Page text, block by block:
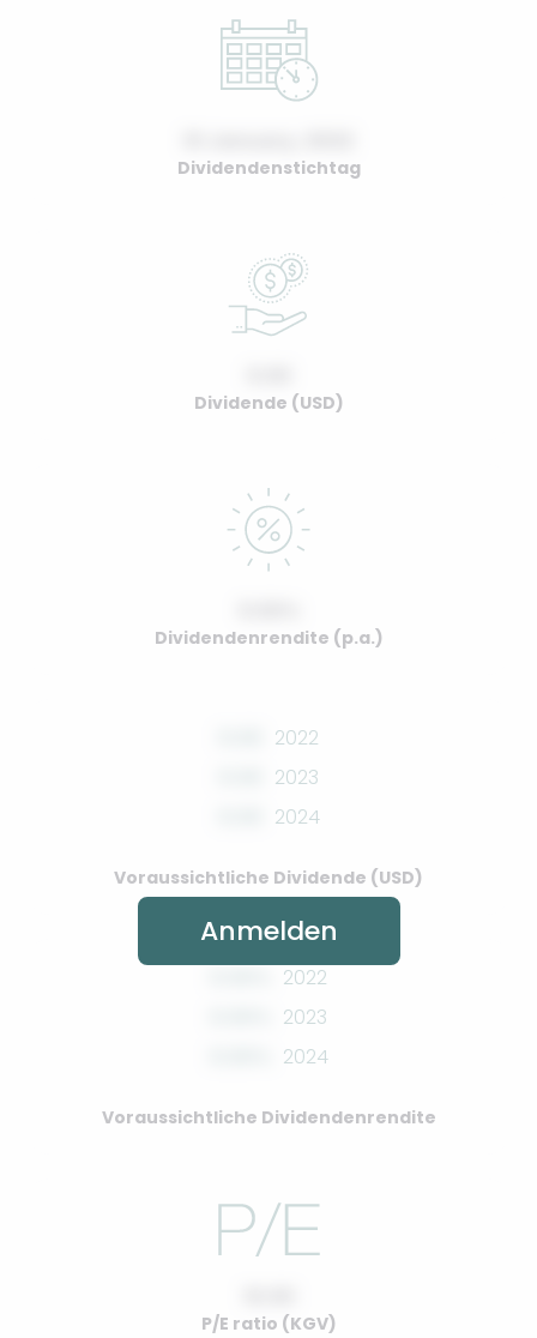
Dividendenstichtag
Dividende (USD)
Dividendenrendite (p.a.)
2022
2023
2024
Voraussichtliche Dividende (USD)
2022
2023
2024
Voraussichtliche Dividendenrendite
P/E ratio (KGV)
Anmelden